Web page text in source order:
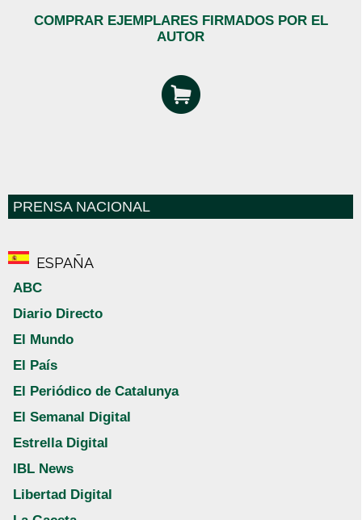
COMPRAR EJEMPLARES FIRMADOS POR EL
AUTOR
PRENSA NACIONAL
ESPAÑA
ABC
Diario Directo
El Mundo
El País
El Periódico de Catalunya
El Semanal Digital
Estrella Digital
IBL News
Libertad Digital